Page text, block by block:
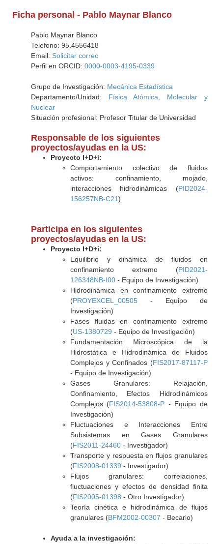
Ficha personal - Pablo Maynar Blanco
Pablo Maynar Blanco
Telefono: 95.4556418
Email: Solicitar correo
Perfil en ORCID: 0000-0003-4195-0339
Grupo de Investigación: Mecánica Estadística
Departamento/Unidad: Física Atómica, Molecular y
Nuclear
Situación profesional: Profesor Titular de Universidad
Responsable de los siguientes
proyectos/ayudas en la US:
Proyecto I+D+i:
Comportamiento colectivo de fluidos
activos: confinamiento, mojado,
interacciones hidrodinámicas (PID2024-
156257NB-C21)
Participa en los siguientes
proyectos/ayudas en la US:
Proyecto I+D+i:
Equilibrio y dinámica de fluidos en
confinamiento extremo (PID2021-
126348NB-I00- Equipo de Investigación)
Hidrodinámica en confinamiento extremo
(PROYEXCEL_00505- Equipo de
Investigación)
Fases fluidas en confinamiento extremo
(US-1380729 - Equipo de Investigación)
Fundamentación Microscópica de la
Hidrostática e Hidrodinámica de Fluidos
Complejos y Confinados (FIS2017-87117-P
- Equipo de Investigación)
Gases Granulares: Relajación,
Confinamiento, Efectos Hidrodinámicos
Complejos (FIS2014-53808-P - Equipo de
Investigación)
Fluctuaciones e Interacciones Entre
Subsistemas en Gases Granulares
(FIS2011-24460- Investigador)
Transporte y respuesta en flujos granulares
(FIS2008-01339 - Investigador)
Flujos granulares: correlaciones,
fluctuaciones y efectos de densidad finita
(FIS2005-01398 - Otro Investigador)
Teoría cinética e hidrodinámica de flujos
granulares (BFM2002-00307 - Becario)
Ayuda a la investigación: